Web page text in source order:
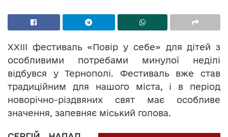
ХХІІІ фестиваль «Повір у себе» для дітей з
особливими потребами минулої неділі
відбувся у Тернополі. Фестиваль вже став
традиційним для нашого міста, і в період
новорічно-різдвяних свят має особливе
значення, запевняє міський голова.